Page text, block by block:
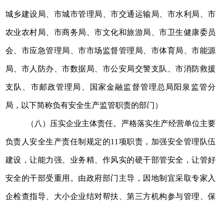
城乡建设局、市城市管理局、市交通运输局、市水利局、市
农业农村局、市商务局、市文化和旅游局、市卫生健康委员
会、市应急管理局、市市场监督管理局、市体育局、市能源
局、市人防办、市数据局、市公安局交警支队、市消防救援
支队、市邮政管理局、国家金融监督管理总局阳泉监管分
局，以下简称负有安全生产监管职责的部门）
（八）压实企业主体责任。 严格落实生产经营单位主要
负责人安全生产责任制规定的11项职责，加强安全管理队伍
建设，让能力强、业务精、作风实的硬干部管安全，让管好
安全的干部受重用。由政府部门主导，因地制宜采取专家入
企检查指导、大小企业结对帮扶、第三方机构参与管理、保